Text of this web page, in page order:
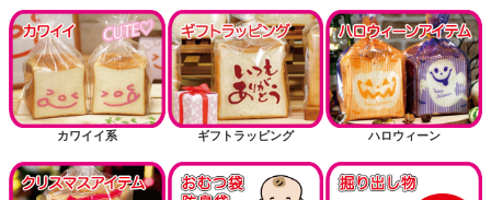
カワイイ系 ギフトラッピング ハロウィーン